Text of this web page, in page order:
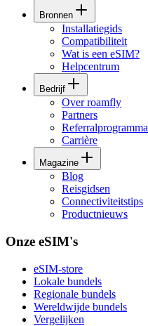
Bronnen
Installatiegids
Compatibiliteit
Wat is een eSIM?
Helpcentrum
Bedrijf
Over roamfly
Partners
Referralprogramma
Carrière
Magazine
Blog
Reisgidsen
Connectiviteitstips
Productnieuws
Onze eSIM's
eSIM-store
Lokale bundels
Regionale bundels
Wereldwijde bundels
Vergelijken